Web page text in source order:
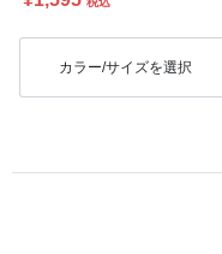
カラー/サイズを選択